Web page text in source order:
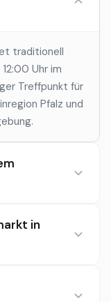
traditionell
Uhr im
Treffpunkt für
Pfalz und
in